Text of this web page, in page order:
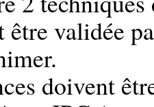
validée
doivent